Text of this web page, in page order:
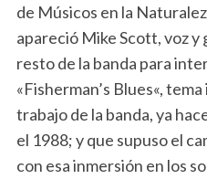
de Músicos en la
apareció Mike Scott, voz
resto de la banda para
«Fisherman’s Blues«,
trabajo de la banda, ya
el 1988; y que supuso el
con esa inmersión en los